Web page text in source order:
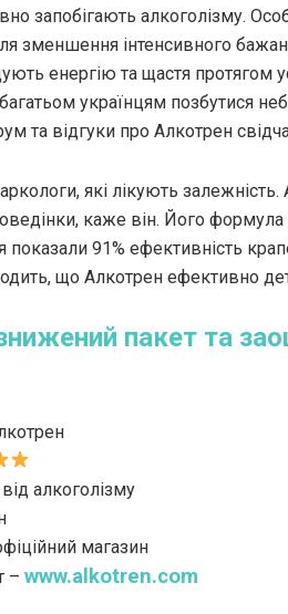
запобігають алкоголізму.
зменшення інтенсивного
енергію та щастя
українцям позбутися
та відгуки про Алкотрен
які лікують
каже він. Його
показали 91% ефективність
що Алкотрен ефективно
пакет та
алкоголізму
магазин
– www.alkotren.com